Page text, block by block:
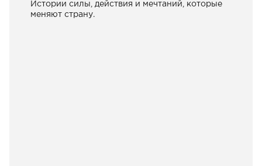
Истории силы, действия и мечтаний, которые
меняют страну.